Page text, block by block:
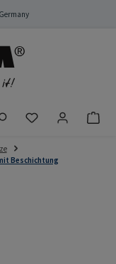
Du hast 0
Beschichtung